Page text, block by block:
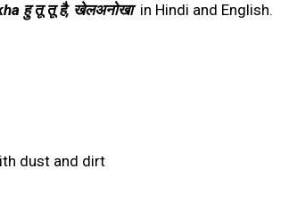
हु तू तू है, खेलअनोखा in Hindi and English.
dust and dirt